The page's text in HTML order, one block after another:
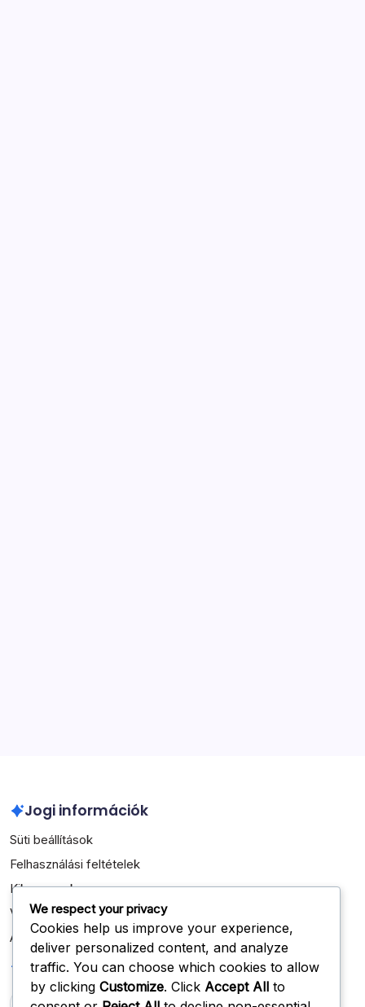
Jogi információk
Süti beállítások
Felhasználási feltételek
Kik vagyunk
Vegye fel velünk a kapcsolatot
Adatvédelmi irányelvek
Keresés
We respect your privacy
Cookies help us improve your experience,
deliver personalized content, and analyze
traffic. You can choose which cookies to allow
by clicking Customize. Click Accept All to